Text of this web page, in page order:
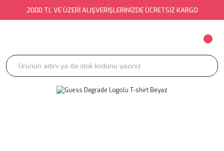
2000 TL VE ÜZERİ ALIŞVERİŞLERİNİZDE ÜCRETSİZ KARGO